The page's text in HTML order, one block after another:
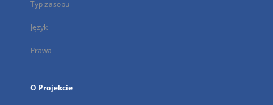
Typ zasobu
Język
Prawa
O Projekcie